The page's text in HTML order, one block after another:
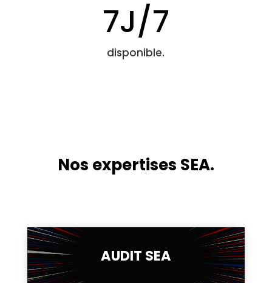
7J/7
disponible.
Nos expertises SEA.
AUDIT SEA